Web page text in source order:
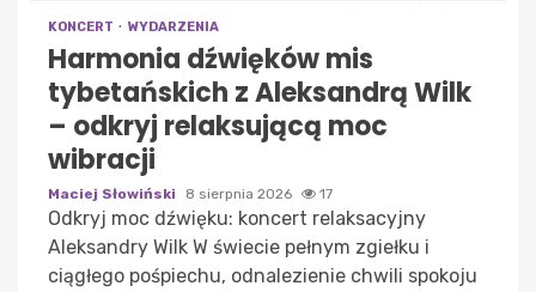
KONCERT WYDARZENIA
Harmonia dźwięków mis
tybetańskich z Aleksandrą Wilk
– odkryj relaksującą moc
wibracji
Maciej Słowiński 8 sierpnia 2026 17
Odkryj moc dźwięku: koncert relaksacyjny
Aleksandry Wilk W świecie pełnym zgiełku i
ciągłego pośpiechu, odnalezienie chwili spokoju